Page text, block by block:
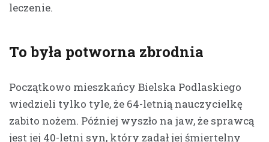
leczenie.
To była potworna zbrodnia
Początkowo mieszkańcy Bielska Podlaskiego
wiedzieli tylko tyle, że 64-letnią nauczycielkę
zabito nożem. Później wyszło na jaw, że sprawcą
jest jej 40-letni syn, który zadał jej śmiertelny